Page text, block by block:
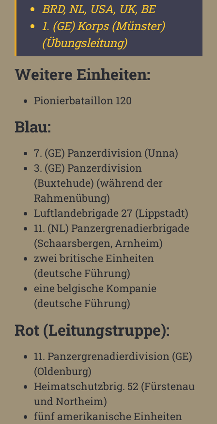
BRD, NL, USA, UK, BE
1. (GE) Korps (Münster)
(Übungsleitung)
Weitere Einheiten:
Pionierbataillon 120
Blau:
7. (GE) Panzerdivision (Unna)
3. (GE) Panzerdivision
(Buxtehude) (während der
Rahmenübung)
Luftlandebrigade 27 (Lippstadt)
11. (NL) Panzergrenadierbrigade
(Schaarsbergen, Arnheim)
zwei britische Einheiten
(deutsche Führung)
eine belgische Kompanie
(deutsche Führung)
Rot (Leitungstruppe):
11. Panzergrenadierdivision (GE)
(Oldenburg)
Heimatschutzbrig. 52 (Fürstenau
und Northeim)
fünf amerikanische Einheiten